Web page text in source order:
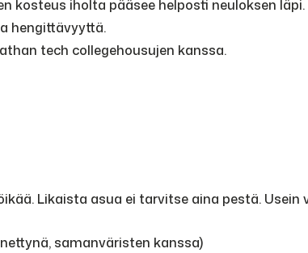
kosteus iholta pääsee helposti neuloksen
hengittävyyttä.
tech collegehousujen kanssa.
Likaista asua ei tarvitse aina pestä.
samanväristen kanssa)